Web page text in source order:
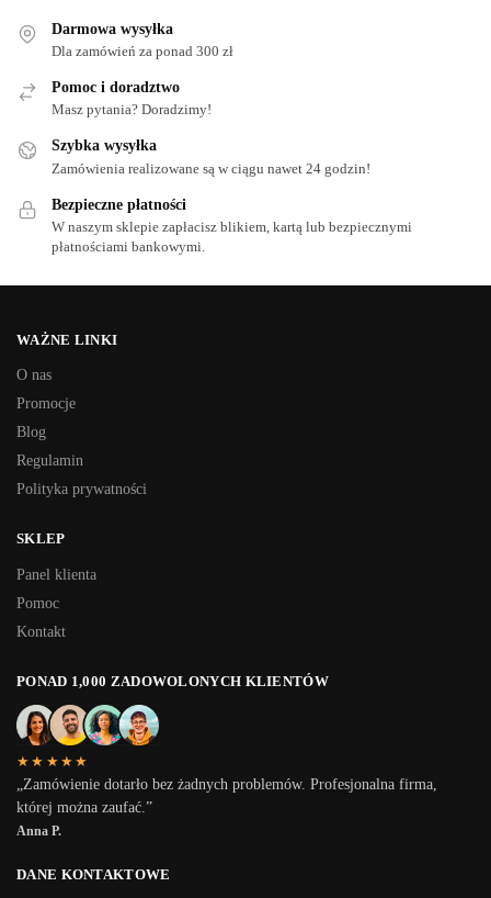
Darmowa wysyłka
Dla zamówień za ponad 300 zł
Pomoc i doradztwo
Masz pytania? Doradzimy!
Szybka wysyłka
Zamówienia realizowane są w ciągu nawet 24 godzin!
Bezpieczne płatności
W naszym sklepie zapłacisz blikiem, kartą lub bezpiecznymi
płatnościami bankowymi.
WAŻNE LINKI
O nas
Promocje
Blog
Regulamin
Polityka prywatności
SKLEP
Panel klienta
Pomoc
Kontakt
PONAD 1,000 ZADOWOLONYCH KLIENTÓW
★★★★★
„Zamówienie dotarło bez żadnych problemów. Profesjonalna firma,
której można zaufać.”
Anna P.
DANE KONTAKTOWE